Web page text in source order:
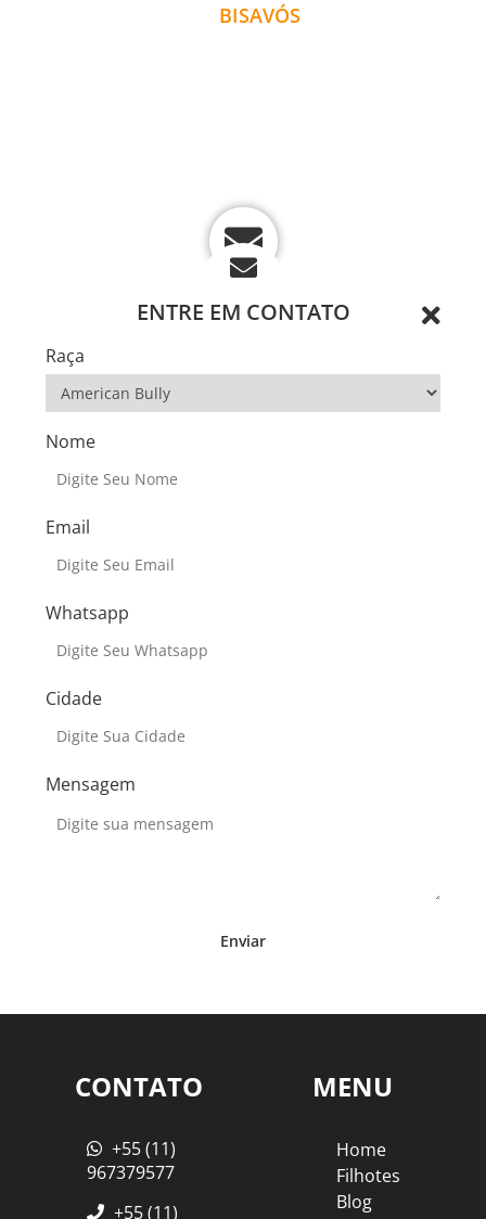
BISAVÓS
ENTRE EM CONTATO
Raça
Nome
Email
Whatsapp
Cidade
Mensagem
Enviar
CONTATO
+55 (11)
967379577
+55 (11)
MENU
Home
Filhotes
Blog